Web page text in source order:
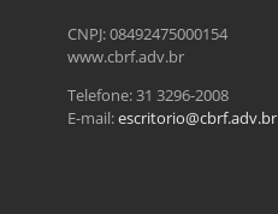
CNPJ: 08492475000154
www.cbrf.adv.br
Telefone: 31 3296-2008
E-mail:escritorio@cbrf.adv.br